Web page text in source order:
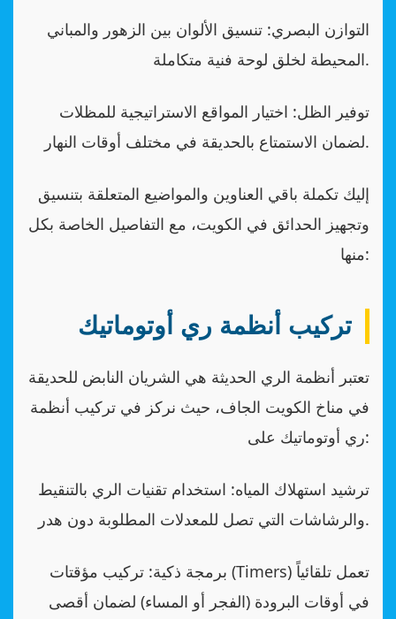
التوازن البصري: تنسيق الألوان بين الزهور والمباني
المحيطة لخلق لوحة فنية متكاملة.
توفير الظل: اختيار المواقع الاستراتيجية للمظلات
لضمان الاستمتاع بالحديقة في مختلف أوقات النهار.
إليك تكملة باقي العناوين والمواضيع المتعلقة بتنسيق
وتجهيز الحدائق في الكويت، مع التفاصيل الخاصة بكل
منها:
تركيب أنظمة ري أوتوماتيك
تعتبر أنظمة الري الحديثة هي الشريان النابض للحديقة
في مناخ الكويت الجاف، حيث نركز في تركيب أنظمة
ري أوتوماتيك على:
ترشيد استهلاك المياه: استخدام تقنيات الري بالتنقيط
والرشاشات التي تصل للمعدلات المطلوبة دون هدر.
برمجة ذكية: تركيب مؤقتات (Timers) تعمل تلقائياً
في أوقات البرودة (الفجر أو المساء) لضمان أقصى